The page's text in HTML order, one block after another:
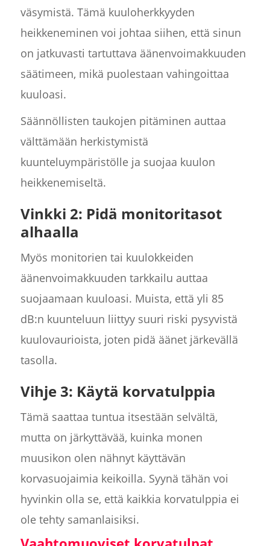
väsymistä. Tämä kuuloherkkyyden
heikkeneminen voi johtaa siihen, että sinun
on jatkuvasti tartuttava äänenvoimakkuuden
säätimeen, mikä puolestaan vahingoittaa
kuuloasi.
Säännöllisten taukojen pitäminen auttaa
välttämään herkistymistä
kuunteluympäristölle ja suojaa kuulon
heikkenemiseltä.
Vinkki 2: Pidä monitoritasot
alhaalla
Myös monitorien tai kuulokkeiden
äänenvoimakkuuden tarkkailu auttaa
suojaamaan kuuloasi. Muista, että yli 85
dB:n kuunteluun liittyy suuri riski pysyvistä
kuulovaurioista, joten pidä äänet järkevällä
tasolla.
Vihje 3: Käytä korvatulppia
Tämä saattaa tuntua itsestään selvältä,
mutta on järkyttävää, kuinka monen
muusikon olen nähnyt käyttävän
korvasuojaimia keikoilla. Syynä tähän voi
hyvinkin olla se, että kaikkia korvatulppia ei
ole tehty samanlaisiksi.